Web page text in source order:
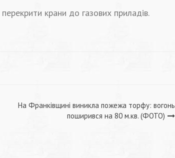
крани до газових приладів.
На Франківщині виникла пожежа торфу: вогонь
поширився на 80 м.кв. (ФОТО)